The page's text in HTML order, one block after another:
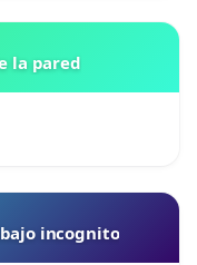
la pared
incognito